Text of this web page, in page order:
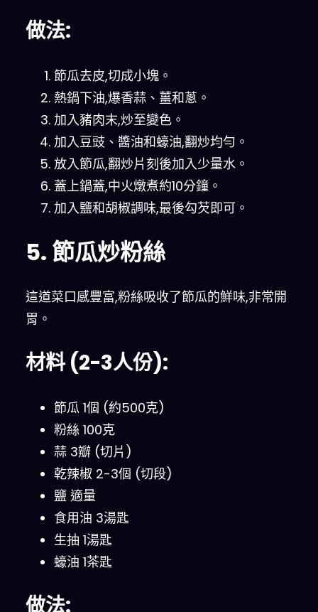
做法:
節瓜去皮,切成小塊。
熱鍋下油,爆香蒜、薑和蔥。
加入豬肉末,炒至變色。
加入豆豉、醬油和蠔油,翻炒均勻。
放入節瓜,翻炒片刻後加入少量水。
蓋上鍋蓋,中火燉煮約10分鐘。
加入鹽和胡椒調味,最後勾芡即可。
5. 節瓜炒粉絲
這道菜口感豐富,粉絲吸收了節瓜的鮮味,非常開
胃。
材料 (2-3人份):
節瓜 1個 (約500克)
粉絲 100克
蒜 3瓣 (切片)
乾辣椒 2-3個 (切段)
鹽 適量
食用油 3湯匙
生抽 1湯匙
蠔油 1茶匙
做法: